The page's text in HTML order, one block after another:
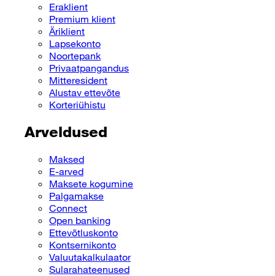
Eraklient
Premium klient
Äriklient
Lapsekonto
Noortepank
Privaatpangandus
Mitteresident
Alustav ettevõte
Korteriühistu
Arveldused
Maksed
E-arved
Maksete kogumine
Palgamakse
Connect
Open banking
Ettevõtluskonto
Kontsernikonto
Valuutakalkulaator
Sularahateenused